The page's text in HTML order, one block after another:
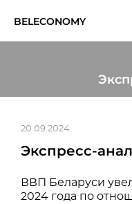
BELECONOMY
ИССЛЕДОВАНИЯ
ОБРАЗОВАНИЕ
СОБЫТИЯ
20.09.2024
Экспресс-
ВВП Беларуси
2024 года по